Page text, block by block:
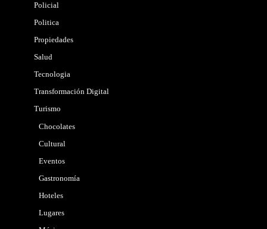
Policial
Politica
Propiedades
Salud
Tecnologia
Transformación Digital
Turismo
Chocolates
Cultural
Eventos
Gastronomía
Hoteles
Lugares